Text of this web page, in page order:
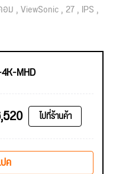
ม ViewSonic 27 IPS
MHD
ไปที่ร้านค้า
ค